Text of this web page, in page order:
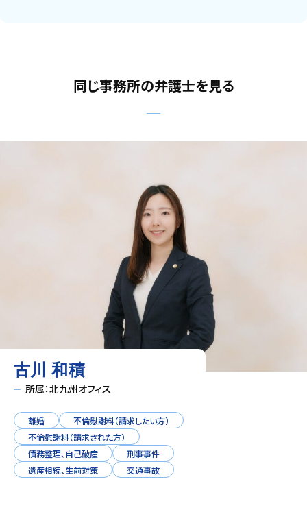
同じ事務所の弁護士を見る
古川 和積
所属：北九州オフィス
離婚
不倫慰謝料（請求したい方）
不倫慰謝料（請求された方）
債務整理、自己破産
刑事事件
遺産相続、生前対策
交通事故